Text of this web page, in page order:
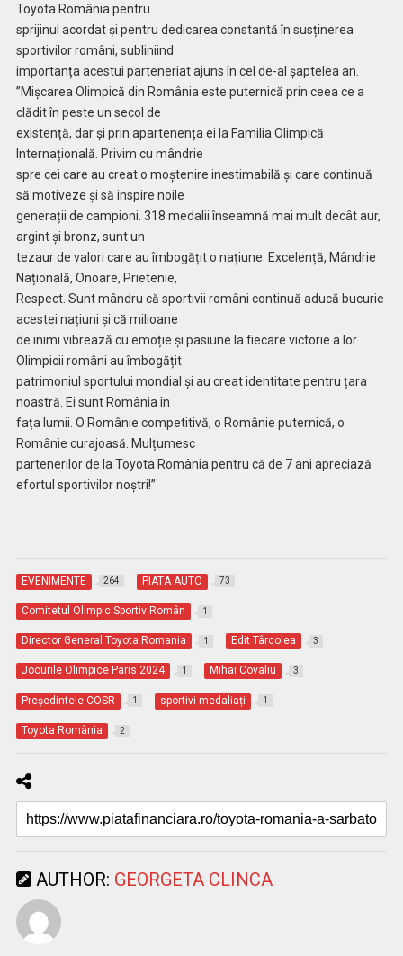
Toyota România pentru
sprijinul acordat și pentru dedicarea constantă în susținerea
sportivilor români, subliniind
importanța acestui parteneriat ajuns în cel de-al șaptelea an.
”Mișcarea Olimpică din România este puternică prin ceea ce a
clădit în peste un secol de
existență, dar și prin apartenența ei la Familia Olimpică
Internațională. Privim cu mândrie
spre cei care au creat o moștenire inestimabilă și care continuă
să motiveze și să inspire noile
generații de campioni. 318 medalii înseamnă mai mult decât aur,
argint și bronz, sunt un
tezaur de valori care au îmbogățit o națiune. Excelență, Mândrie
Națională, Onoare, Prietenie,
Respect. Sunt mândru că sportivii români continuă aducă bucurie
acestei națiuni și că milioane
de inimi vibrează cu emoție și pasiune la fiecare victorie a lor.
Olimpicii români au îmbogățit
patrimoniul sportului mondial și au creat identitate pentru țara
noastră. Ei sunt România în
fața lumii. O Românie competitivă, o Românie puternică, o
Românie curajoasă. Mulțumesc
partenerilor de la Toyota România pentru că de 7 ani apreciază
efortul sportivilor noștri!”
EVENIMENTE 264 PIATA AUTO 73
Comitetul Olimpic Sportiv Român 1
Director General Toyota Romania 1 Edit Târcolea 3
Jocurile Olimpice Paris 2024 1 Mihai Covaliu 3
Președintele COSR 1 sportivi medaliați 1
Toyota România 2
AUTHOR: GEORGETA CLINCA